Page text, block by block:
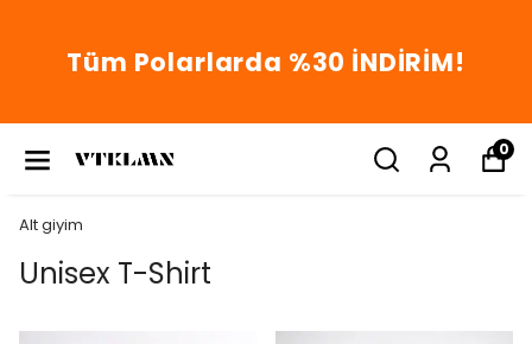
Tüm Polarlarda %30 İNDİRİM!
0
Alt giyim
Unisex T-Shirt